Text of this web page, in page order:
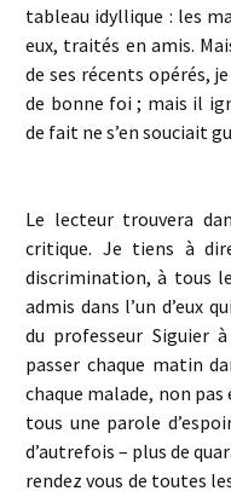
tableau idyllique : les
eux, traités en amis.
de ses récents opérés,
de bonne foi ; mais il
de fait ne s’en souciait
Le lecteur trouvera
critique. Je tiens à
discrimination, à tous
admis dans l’un d’eux
du professeur
passer chaque matin
chaque malade, non
tous une parole
d’autrefois – plus de
rendez vous de toutes